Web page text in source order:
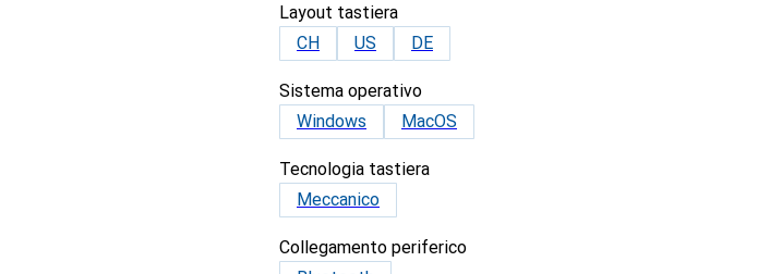
Layout tastiera
CH
US DE
Sistema operativo
Windows
MacOS
Tecnologia tastiera
Meccanico
Collegamento periferico